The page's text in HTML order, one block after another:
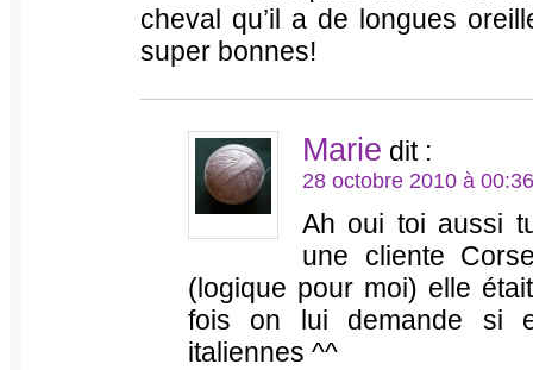
cheval qu’il a de longues
super bonnes!
Marie dit :
28 octobre 2010 à 00:36
Ah oui toi aussi
une cliente
(logique pour moi) elle
fois on lui demande si
italiennes ^^